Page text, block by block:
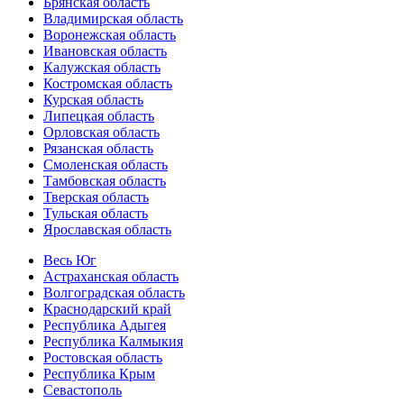
Владимирская область
Воронежская область
Ивановская область
Калужская область
Костромская область
Курская область
Липецкая область
Орловская область
Рязанская область
Смоленская область
Тамбовская область
Тверская область
Тульская область
Ярославская область
Весь Юг
Астраханская область
Волгоградская область
Краснодарский край
Республика Адыгея
Республика Калмыкия
Ростовская область
Республика Крым
Севастополь